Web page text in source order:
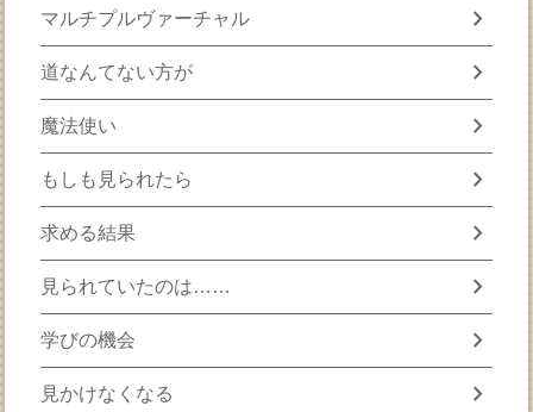
マルチプルヴァーチャル chevron_right
道なんてない方が chevron_right
魔法使い chevron_right
もしも見られたら chevron_right
求める結果 chevron_right
見られていたのは…… chevron_right
学びの機会 chevron_right
見かけなくなる chevron_right